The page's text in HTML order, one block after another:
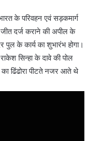
के परिवहन एवं सड़कमार्ग
जीत दर्ज कराने की अपील के
के कार्य का शुभारंभ होगा।
सिन्हा के दावे की पोल
ढिंढोरा पीटते नजर आते थे